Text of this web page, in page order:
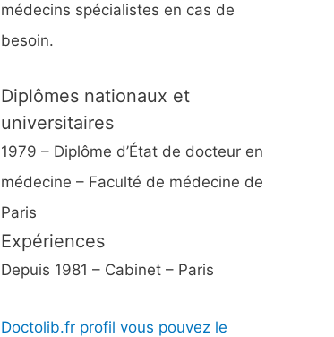
médecins spécialistes en cas de
besoin.
Diplômes nationaux et
universitaires
1979 – Diplôme d’État de docteur en
médecine – Faculté de médecine de
Paris
Expériences
Depuis 1981 – Cabinet – Paris
Doctolib.fr profil vous pouvez le